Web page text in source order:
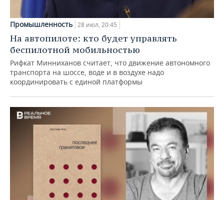
Промышленность 28 июл, 20:45
На автопилоте: кто будет управлять
беспилотной мобильностью
Рифкат Минниханов считает, что движение автономного
транспорта на шоссе, воде и в воздухе надо
координировать с единой платформы